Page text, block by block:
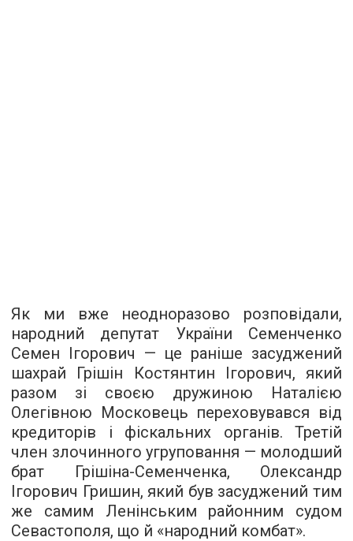
Як ми вже неодноразово розповідали,
народний депутат України Семенченко
Семен Ігорович — це раніше засуджений
шахрай Грішін Костянтин Ігорович, який
разом зі своєю дружиною Наталією
Олегівною Московець переховувався від
кредиторів і фіскальних органів. Третій
член злочинного угруповання — молодший
брат Грішіна-Семенченка, Олександр
Ігорович Гришин, який був засуджений тим
же самим Ленінським районним судом
Севастополя, що й «народний комбат».